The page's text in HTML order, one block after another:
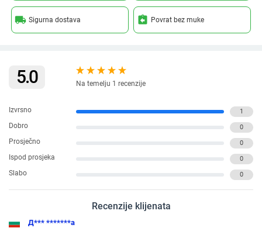
local_shipping Sigurna dostava assignment_return Povrat bez muke
5.0 Na temelju 1 recenzije
Izvrsno 1
Dobro 0
Prosječno 0
Ispod prosjeka 0
Slabo 0
Recenzije klijenata
Д*** *******а